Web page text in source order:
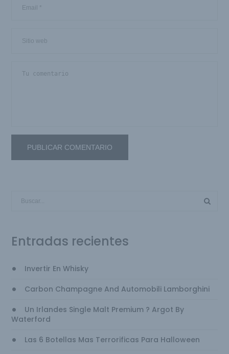
Entradas recientes
Invertir En Whisky
Carbon Champagne And Automobili Lamborghini
Un Irlandes Single Malt Premium ? Argot By
Waterford
Las 6 Botellas Mas Terrorificas Para Halloween